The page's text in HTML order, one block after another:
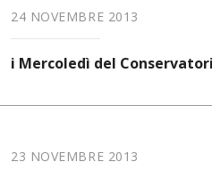
24 NOVEMBRE 2013
i Mercoledì del
23 NOVEMBRE 2013